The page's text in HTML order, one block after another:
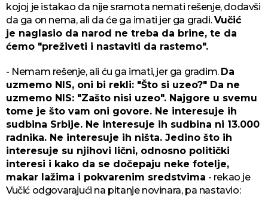
kojoj je istakao da nije sramota nemati rešenje, dodavši
da ga on nema, ali da će ga imati jer ga gradi.Vučić
je naglasio da narod ne treba da brine, te da
ćemo "preživeti i nastaviti da rastemo".
- Nemam rešenje, ali ću ga imati, jer ga gradim. Da
uzmemo NIS, oni bi rekli: "Što si uzeo?" Da ne
uzmemo NIS: "Zašto nisi uzeo". Najgore u svemu
tome je što vam oni govore. Ne interesuje ih
sudbina Srbije. Ne interesuje ih sudbina ni 13.000
radnika. Ne interesuje ih ništa. Jedino što ih
interesuje su njihovi lični, odnosno politički
interesi i kako da se dočepaju neke fotelje,
makar lažima i pokvarenim sredstvima - rekao je
Vučić odgovarajući na pitanje novinara, pa nastavio: